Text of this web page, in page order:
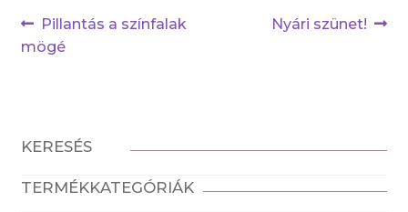
Bejegyzés
navigáció
Previous
post:
Pillantás a színfalak
mögé
Next
Nyári szünet!
KERESÉS
TERMÉKKATEGÓRIÁK